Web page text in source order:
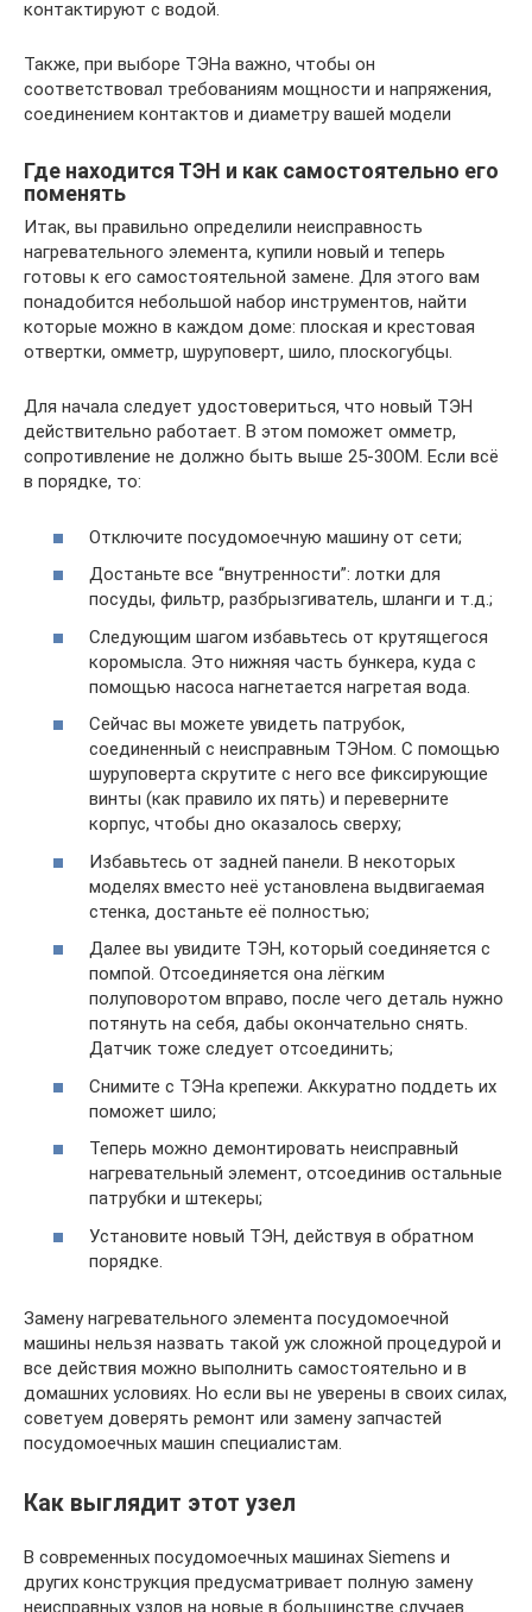
контактируют с водой.
Также, при выборе ТЭНа важно, чтобы он
соответствовал требованиям мощности и напряжения,
соединением контактов и диаметру вашей модели
Где находится ТЭН и как самостоятельно его
поменять
Итак, вы правильно определили неисправность
нагревательного элемента, купили новый и теперь
готовы к его самостоятельной замене. Для этого вам
понадобится небольшой набор инструментов, найти
которые можно в каждом доме: плоская и крестовая
отвертки, омметр, шуруповерт, шило, плоскогубцы.
Для начала следует удостовериться, что новый ТЭН
действительно работает. В этом поможет омметр,
сопротивление не должно быть выше 25-30ОМ. Если всё
в порядке, то:
Отключите посудомоечную машину от сети;
Достаньте все “внутренности”: лотки для
посуды, фильтр, разбрызгиватель, шланги и т.д.;
Следующим шагом избавьтесь от крутящегося
коромысла. Это нижняя часть бункера, куда с
помощью насоса нагнетается нагретая вода.
Сейчас вы можете увидеть патрубок,
соединенный с неисправным ТЭНом. С помощью
шуруповерта скрутите с него все фиксирующие
винты (как правило их пять) и переверните
корпус, чтобы дно оказалось сверху;
Избавьтесь от задней панели. В некоторых
моделях вместо неё установлена выдвигаемая
стенка, достаньте её полностью;
Далее вы увидите ТЭН, который соединяется с
помпой. Отсоединяется она лёгким
полуповоротом вправо, после чего деталь нужно
потянуть на себя, дабы окончательно снять.
Датчик тоже следует отсоединить;
Снимите с ТЭНа крепежи. Аккуратно поддеть их
поможет шило;
Теперь можно демонтировать неисправный
нагревательный элемент, отсоединив остальные
патрубки и штекеры;
Установите новый ТЭН, действуя в обратном
порядке.
Замену нагревательного элемента посудомоечной
машины нельзя назвать такой уж сложной процедурой и
все действия можно выполнить самостоятельно и в
домашних условиях. Но если вы не уверены в своих силах,
советуем доверять ремонт или замену запчастей
посудомоечных машин специалистам.
Как выглядит этот узел
В современных посудомоечных машинах Siemens и
других конструкция предусматривает полную замену
неисправных узлов на новые в большинстве случаев.